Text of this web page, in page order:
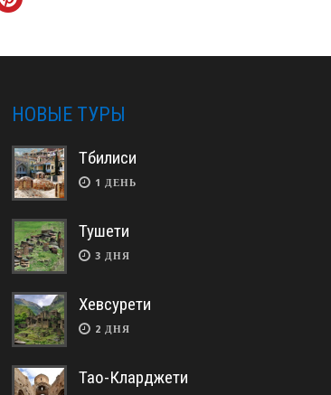
НОВЫЕ ТУРЫ
Тбилиси
1 ДЕНЬ
Тушети
3 ДНЯ
Хевсурети
2 ДНЯ
Тао-Кларджети